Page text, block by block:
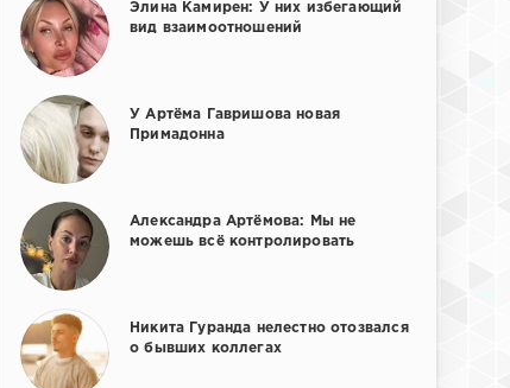
Элина Камирен: У них избегающий
вид взаимоотношений
У Артёма Гавришова новая
Примадонна
Александра Артёмова: Мы не
можешь всё контролировать
Никита Гуранда нелестно отозвался
о бывших коллегах